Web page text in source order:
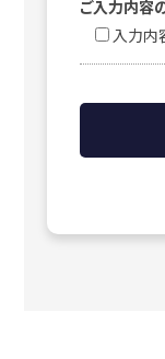
ご入力内容
入力内